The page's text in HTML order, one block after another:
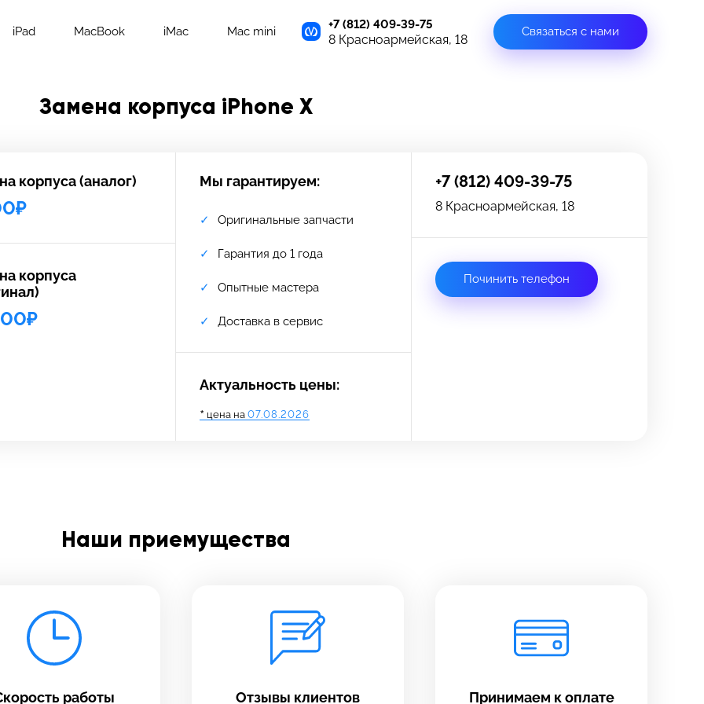
iPad MacBook iMac Mac mini
+7 (812) 409-39-75
8 Красноармейская, 18
Связаться с нами
Замена корпуса iPhone X
корпуса (аналог)
корпуса
Мы гарантируем:
Оригинальные запчасти
Гарантия до 1 года
Опытные мастера
Доставка в сервис
Актуальность цены:
* цена на 07.08.2026
+7 (812) 409-39-75
8 Красноармейская, 18
Починить телефон
Наши приемущества
работы Отзывы клиентов Принимаем к оплате
Введите имя